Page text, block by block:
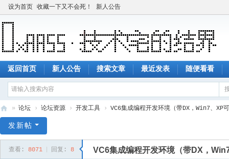
设为首页 收藏一下又不会死！ 新人公告
返回首页 新人公告 搜索文章 最近发表 随便看看
术
» 论坛 › 论坛资源 › 开发工具 › VC6集成编程开发环境（带DX，Win7、
发新帖
查看: 8071 回复: 8 VC6集成编程开发环境（带DX，